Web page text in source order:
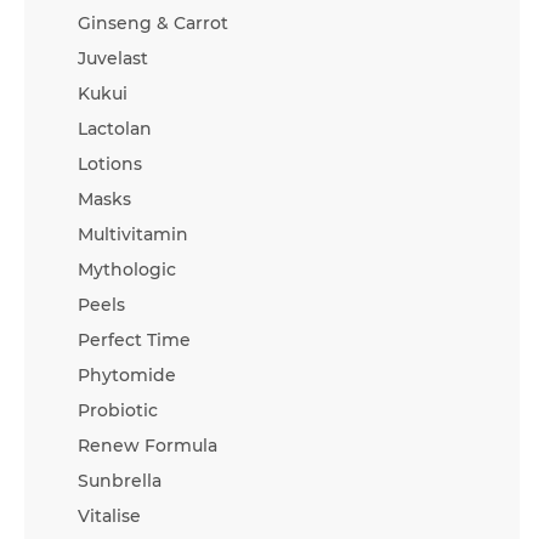
Ginseng & Carrot
Juvelast
Kukui
Lactolan
Lotions
Masks
Multivitamin
Mythologic
Peels
Perfect Time
Phytomide
Probiotic
Renew Formula
Sunbrella
Vitalise